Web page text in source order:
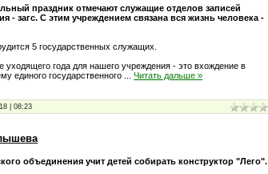
праздник отмечают служащие отделов записей
- загс. С этим учреждением связана вся жизнь человека -
5 государственных служащих.
уходящего года для нашего учреждения - это вхождение в
единого государственного
...Читать дальше »
|08:23
объединения учит детей собирать конструктор "Лего".